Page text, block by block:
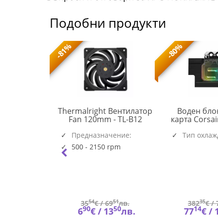
Подобни продукти
-81%
Thermalright Вентилатор
Fan 120mm - TL-B12TL-
Предназначение:
Системен
500 - 2150 rpm
3554€ /6951лв.
690€ / 1350лв.
-80%
Воден
карта
RGB за
Тип
38235€ /
7714€ /